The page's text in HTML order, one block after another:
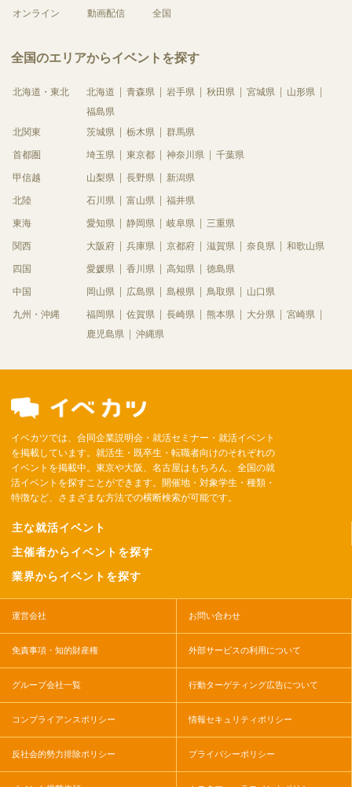
オンライン 動画配信 全国
全国のエリアからイベントを探す
北海道・東北 北海道 青森県 岩手県 秋田県 宮城県
山形県
福島県
北関東
茨城県 栃木県 群馬県
首都圏 埼玉県 東京都 神奈川県 千葉県
甲信越 山梨県 長野県 新潟県
北陸 石川県 富山県 福井県
東海 愛知県 静岡県 岐阜県 三重県
関西 大阪府 兵庫県 京都府 滋賀県 奈良県 和歌山県
四国 愛媛県 香川県 高知県 徳島県
中国 岡山県 広島県 島根県 鳥取県 山口県
九州・沖縄 福岡県 佐賀県 長崎県 熊本県 大分県
宮崎県
鹿児島県
沖縄県
イベカツでは、合同企業説明会・就活セミナー・就活イベント
を掲載しています。就活生・既卒生・転職者向けのそれぞれの
イベントを掲載中。東京や大阪、名古屋はもちろん、全国の就
活イベントを探すことができます。開催地・対象学生・種類・
特徴など、さまざまな方法での横断検索が可能です。
主な就活イベント
主催者からイベントを探す
業界からイベントを探す
運営会社 お問い合わせ
免責事項・知的財産権 外部サービスの利用について
グループ会社一覧 行動ターゲティング広告について
コンプライアンスポリシー 情報セキュリティポリシー
反社会的勢力排除ポリシー プライバシーポリシー